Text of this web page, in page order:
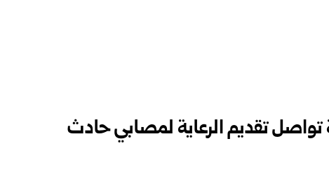
تواصل تقديم الرعاية لمصابي حادث